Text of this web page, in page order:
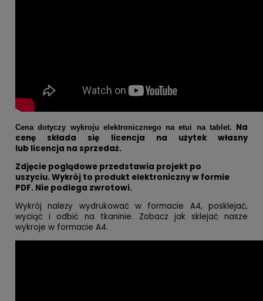
Cena dotyczy wykroju elektronicznego na etui na tablet. Na
cenę składa się licencja na użytek własny
lub licencja na sprzedaż.
Zdjęcie poglądowe przedstawia projekt po
uszyciu. Wykrój to produkt elektroniczny w formie
PDF. Nie podlega zwrotowi.
Wykrój należy wydrukować w formacie A4, posklejać,
wyciąć i odbić na tkaninie. Zobacz jak sklejać nasze
wykroje w formacie A4.